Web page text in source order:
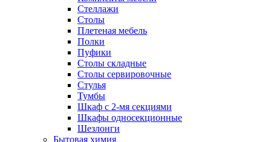
Стеллажи
Столы
Плетеная мебель
Полки
Пуфики
Столы складные
Столы сервировочные
Стулья
Тумбы
Шкаф с 2-мя секциями
Шкафы односекционные
Шезлонги
Бытовая химия